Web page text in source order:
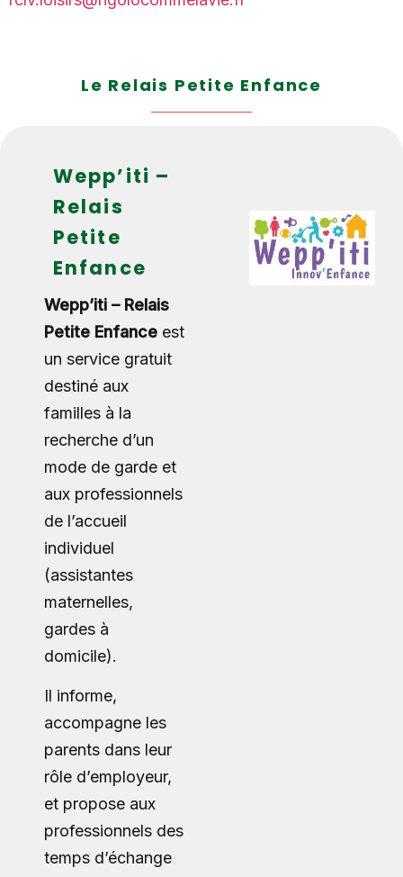
Le Relais Petite Enfance
Wepp’iti –
Relais
Petite
Enfance
Wepp’iti – Relais
Petite Enfance est
un service gratuit
destiné aux
familles à la
recherche d’un
mode de garde et
aux professionnels
de l’accueil
individuel
(assistantes
maternelles,
gardes à
domicile).
Il informe,
accompagne les
parents dans leur
rôle d’employeur,
et propose aux
professionnels des
temps d’échange